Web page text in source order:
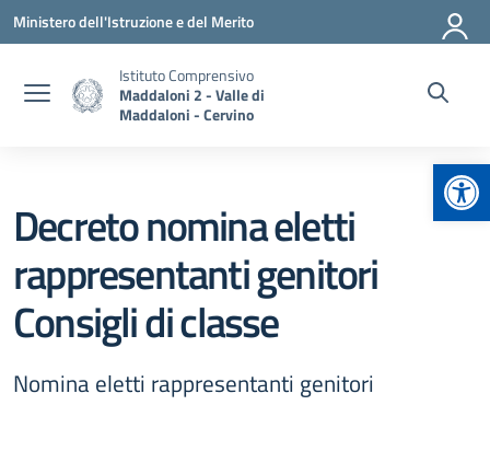
Vai ai contenuti
Vai al menu di navigazione
Vai al footer
Ministero dell'Istruzione e del Merito
Istituto Comprensivo
Maddaloni 2 - Valle di
Maddaloni - Cervino
Decreto nomina eletti
rappresentanti genitori
Consigli di classe
Nomina eletti rappresentanti genitori